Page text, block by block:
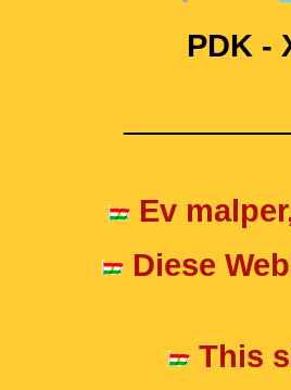
PDK -
Ev
Diese
This